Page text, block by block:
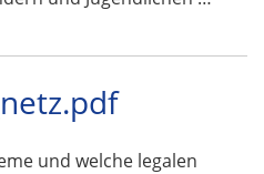
und welche legalen